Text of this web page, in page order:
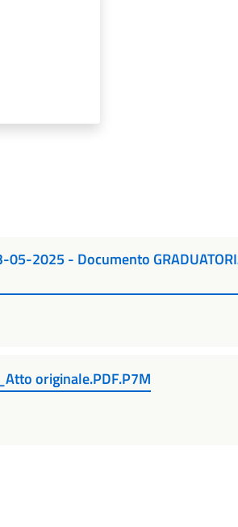
2025 - Documento
originale.PDF.P7M